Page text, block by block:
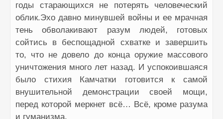
годы старающихся не потерять человеческий
облик.Эхо давно минувшей войны и ее мрачная
тень обволакивают разум людей, готовых
сойтись в беспощадной схватке и завершить
то, что не довело до конца оружие массового
уничтожения много лет назад. И успокоившаяся
было стихия Камчатки готовится к самой
внушительной демонстрации своей мощи,
перед которой меркнет всё… Всё, кроме разума
и гуманизма.